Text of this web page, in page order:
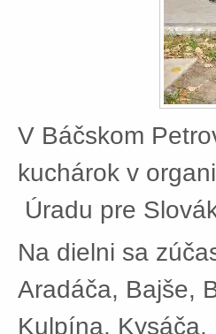
V Báčskom
kuchárok v
Úradu pre
Na dielni sa
Aradáča, Bajše,
Kulpína,